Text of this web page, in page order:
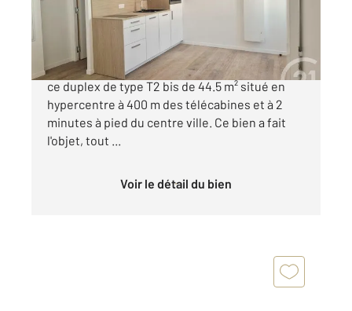
217 516 €
RENOVATION RECENTE ET DE QUALITE pour
ce duplex de type T2 bis de 44.5 m² situé en
hypercentre à 400 m des télécabines et à 2
minutes à pied du centre ville. Ce bien a fait
l'objet, tout ...
Voir le détail du bien